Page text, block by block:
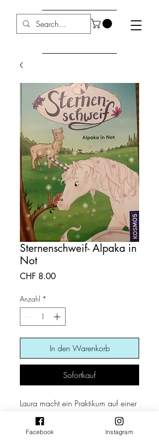
Sternenschweif- Alpaka in
Not
CHF 8.00Preis
Anzahl *
In den Warenkorb
Sofortkauf
Laura macht ein Praktikum auf einer
Tierfarm, wo gerettete Tiere ein
neues Zuhause finden. Doch warum
Facebook Instagram